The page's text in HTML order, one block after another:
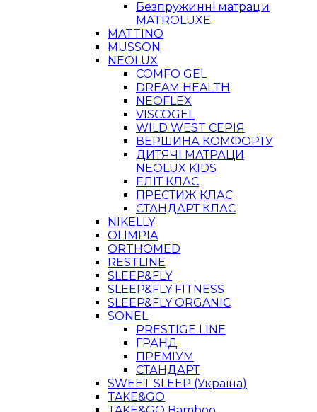
Безпружинні матраци
MATROLUXE
MATTINO
MUSSON
NEOLUX
COMFO GEL
DREAM HEALTH
NEOFLEX
VISCOGEL
WILD WEST СЕРІЯ
ВЕРШИНА КОМФОРТУ
ДИТЯЧІ МАТРАЦИ
NEOLUX KIDS
ЕЛІТ КЛАС
ПРЕСТИЖ КЛАС
СТАНДАРТ КЛАС
NIKELLY
OLIMPIA
ORTHOMED
RESTLINE
SLEEP&FLY
SLEEP&FLY FITNESS
SLEEP&FLY ORGANIC
SONEL
PRESTIGE LINE
ГРАНД
ПРЕМІУМ
СТАНДАРТ
SWEET SLEEP (Україна)
TAKE&GO